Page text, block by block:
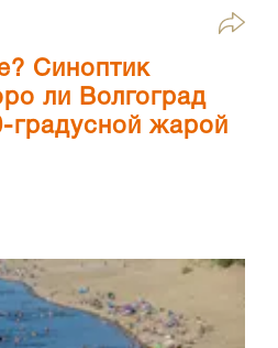
Синоптик
ли Волгоград
градусной жарой